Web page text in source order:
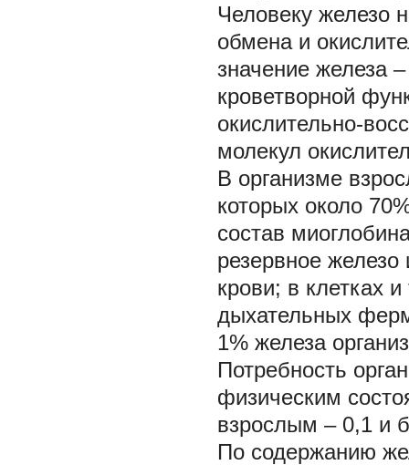
Человеку железо
обмена и
значение железа
кроветворной
окислительно-
молекул
В организме
которых около
состав
резервное
крови; в клетках
дыхательных
1% железа
Потребность
физическим
взрослым – 0,1 и
По содержанию